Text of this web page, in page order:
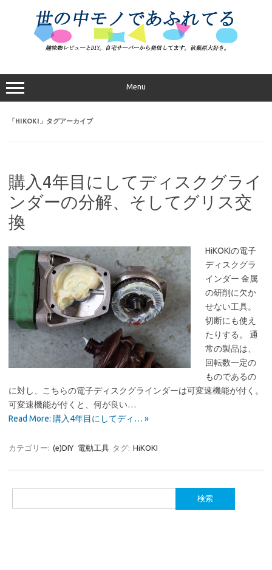
プ
Menu
「HIKOKI 」タグアーカイブ
購入4年目にしてディスクグライ
ンダーの分解、そしてグリス交
換
HiKOKIの電子
ディスクグラ
インダー 金属
の研削に欠か
せない工具。
切断にも使え
たりする。 通
常の製品は、
回転数一定の
ものであるの
に対し、こちらの電子ディスクグラインダーは可変速機能が付く。
可変速機能が付くと、何が良い…
Read More: 購入4年目にしてディ… »
カテゴリー: (e)DIY 電動工具 タグ: HiKOKI
索: